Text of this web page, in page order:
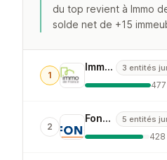
du top revient à Immo
solde net de +15
1
Immo de France 3 entités
2
Foncia 5 entités
428